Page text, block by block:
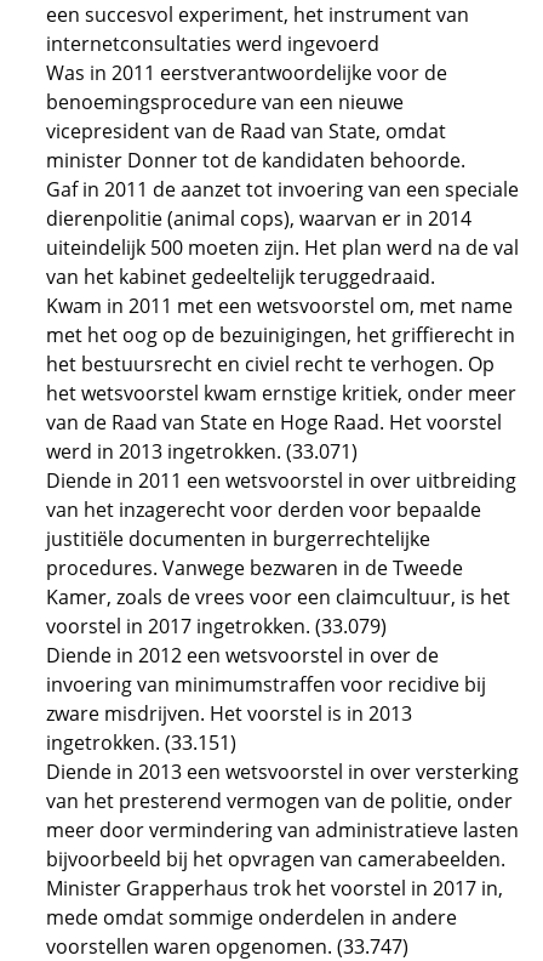
een succesvol experiment, het instrument van
internetconsultaties werd ingevoerd
Was in 2011 eerstverantwoordelijke voor de
benoemingsprocedure van een nieuwe
vicepresident van de Raad van State, omdat
minister Donner tot de kandidaten behoorde.
Gaf in 2011 de aanzet tot invoering van een speciale
dierenpolitie (animal cops), waarvan er in 2014
uiteindelijk 500 moeten zijn. Het plan werd na de val
van het kabinet gedeeltelijk teruggedraaid.
Kwam in 2011 met een wetsvoorstel om, met name
met het oog op de bezuinigingen, het griffierecht in
het bestuursrecht en civiel recht te verhogen. Op
het wetsvoorstel kwam ernstige kritiek, onder meer
van de Raad van State en Hoge Raad. Het voorstel
werd in 2013 ingetrokken. (33.071)
Diende in 2011 een wetsvoorstel in over uitbreiding
van het inzagerecht voor derden voor bepaalde
justitiële documenten in burgerrechtelijke
procedures. Vanwege bezwaren in de Tweede
Kamer, zoals de vrees voor een claimcultuur, is het
voorstel in 2017 ingetrokken. (33.079)
Diende in 2012 een wetsvoorstel in over de
invoering van minimumstraffen voor recidive bij
zware misdrijven. Het voorstel is in 2013
ingetrokken. (33.151)
Diende in 2013 een wetsvoorstel in over versterking
van het presterend vermogen van de politie, onder
meer door vermindering van administratieve lasten
bijvoorbeeld bij het opvragen van camerabeelden.
Minister Grapperhaus trok het voorstel in 2017 in,
mede omdat sommige onderdelen in andere
voorstellen waren opgenomen. (33.747)